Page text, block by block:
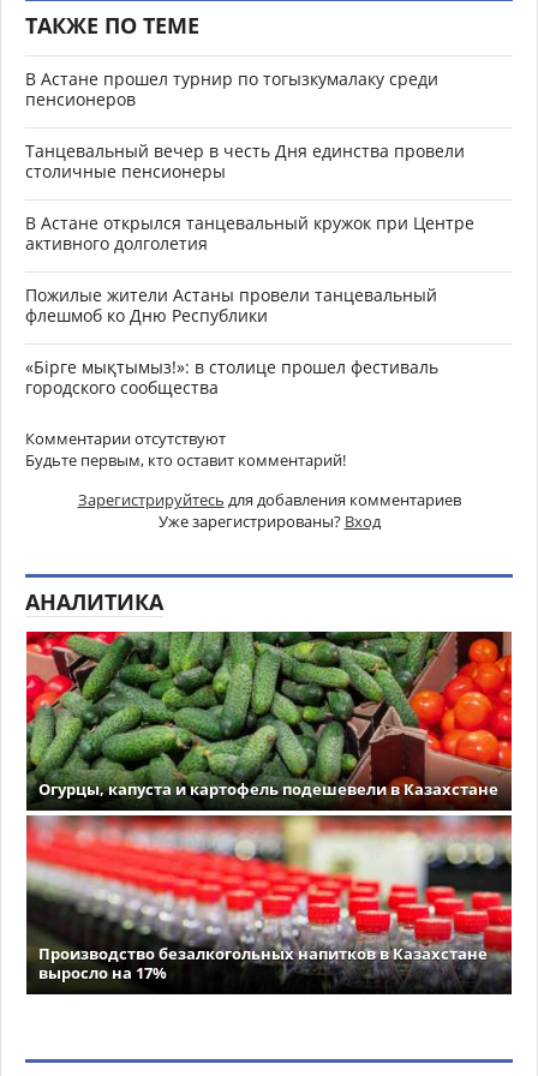
ТАКЖЕ ПО ТЕМЕ
В Астане прошел турнир по тогызкумалаку среди
пенсионеров
Танцевальный вечер в честь Дня единства провели
столичные пенсионеры
В Астане открылся танцевальный кружок при Центре
активного долголетия
Пожилые жители Астаны провели танцевальный
флешмоб ко Дню Республики
«Бірге мықтымыз!»: в столице прошел фестиваль
городского сообщества
Комментарии отсутствуют
Будьте первым, кто оставит комментарий!
Зарегистрируйтесь для добавления комментариев
Уже зарегистрированы? Вход
АНАЛИТИКА
Огурцы, капуста и картофель подешевели в Казахстане
Производство безалкогольных напитков в Казахстане
выросло на 17%